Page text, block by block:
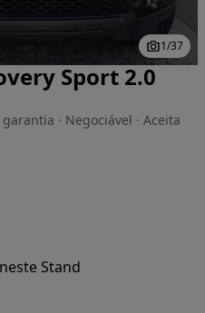
1/37
Sport 2.0
· Negociável · Aceita
Stand